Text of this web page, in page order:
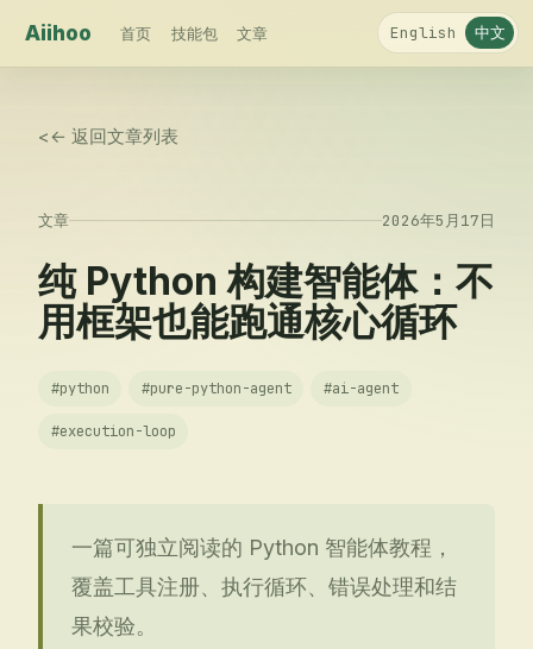
Aiihoo 首页 技能包 文章 English 中文
<← 返回文章列表
文章 2026年5月17日
纯 Python 构建智能体：不
用框架也能跑通核心循环
#python #pure-python-agent #ai-agent
#execution-loop
一篇可独立阅读的 Python 智能体教程，
覆盖工具注册、执行循环、错误处理和结
果校验。